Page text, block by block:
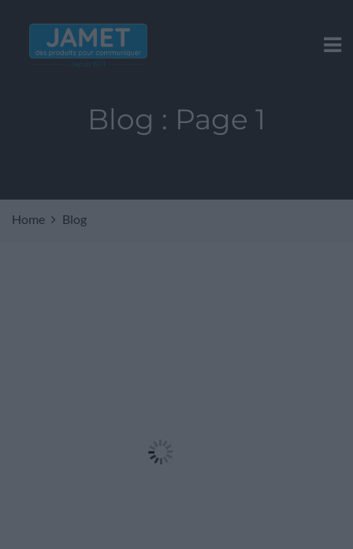
Blog : Page 1
Home Blog